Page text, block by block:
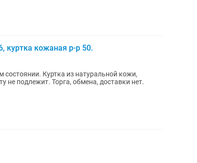
куртка кожаная р-р 50.
состоянии. Куртка из натуральной кожи,
не подлежит. Торга, обмена, доставки нет.